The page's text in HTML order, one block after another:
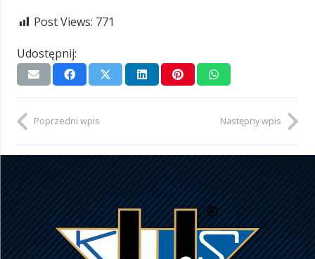
Post Views: 771
Udostępnij:
Poprzedni wpis Następny wpis